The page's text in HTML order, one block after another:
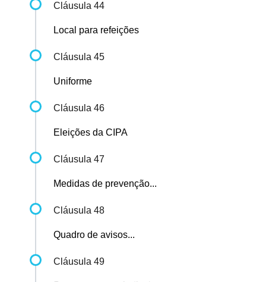
Cláusula 44
Local para refeições
Cláusula 45
Uniforme
Cláusula 46
Eleições da CIPA
Cláusula 47
Medidas de prevenção...
Cláusula 48
Quadro de avisos...
Cláusula 49